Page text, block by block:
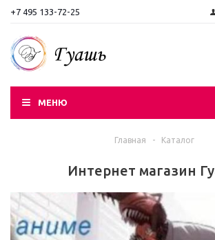
+7 495 133-72-25
МЕНЮ
Главная - Каталог
Интернет магазин